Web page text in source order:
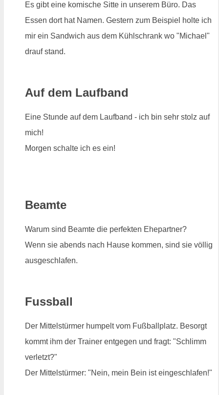
Es gibt eine komische Sitte in unserem Büro. Das
Essen dort hat Namen. Gestern zum Beispiel holte ich
mir ein Sandwich aus dem Kühlschrank wo "Michael"
drauf stand.
Auf dem Laufband
Eine Stunde auf dem Laufband - ich bin sehr stolz auf
mich!
Morgen schalte ich es ein!
Beamte
Warum sind Beamte die perfekten Ehepartner?
Wenn sie abends nach Hause kommen, sind sie völlig
ausgeschlafen.
Fussball
Der Mittelstürmer humpelt vom Fußballplatz. Besorgt
kommt ihm der Trainer entgegen und fragt: "Schlimm
verletzt?"
Der Mittelstürmer: "Nein, mein Bein ist eingeschlafen!"